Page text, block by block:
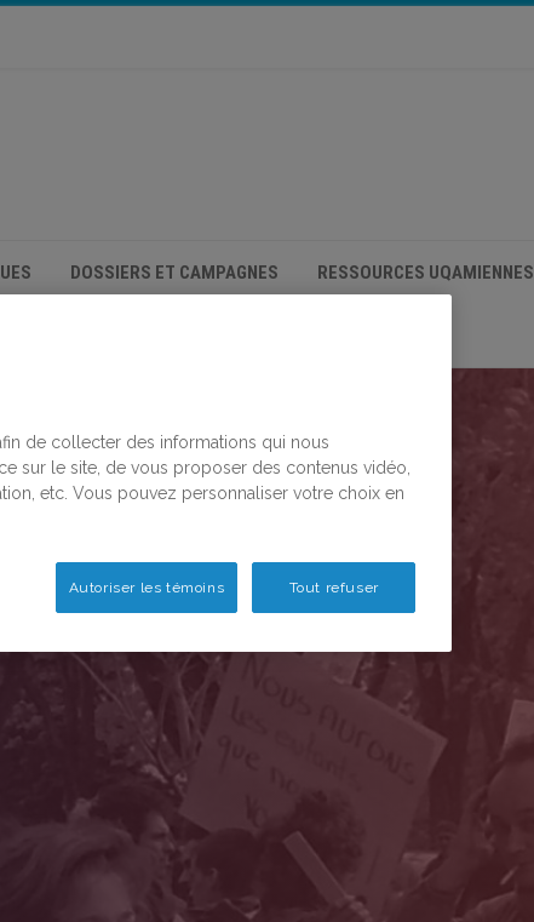
DOSSIERS ET CAMPAGNES RESSOURCES UQAMIENNES
de collecter des informations qui nous
sur le site, de vous proposer des contenus vidéo,
etc. Vous pouvez personnaliser votre choix en
Tout refuser
Autoriser les témoins